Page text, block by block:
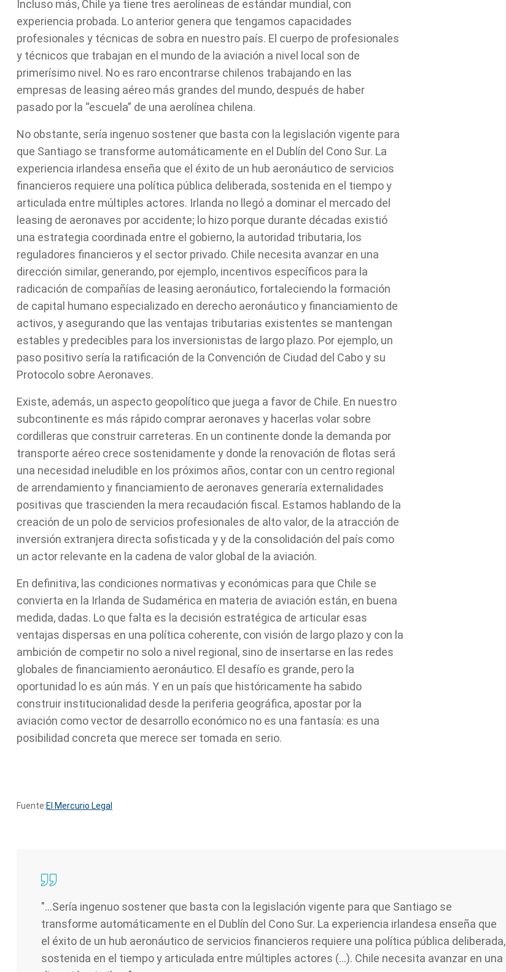
Tell us, how
Incluso más, Chile ya tiene tres aerolíneas de estándar mundial, con
experiencia probada. Lo anterior genera que tengamos capacidades
profesionales y técnicas de sobra en nuestro país. El cuerpo de profesionales
y técnicos que trabajan en el mundo de la aviación a nivel local son de
primerísimo nivel. No es raro encontrarse chilenos trabajando en las
empresas de leasing aéreo más grandes del mundo, después de haber
pasado por la “escuela” de una aerolínea chilena.
No obstante, sería ingenuo sostener que basta con la legislación vigente para
que Santiago se transforme automáticamente en el Dublín del Cono Sur. La
experiencia irlandesa enseña que el éxito de un hub aeronáutico de servicios
financieros requiere una política pública deliberada, sostenida en el tiempo y
articulada entre múltiples actores. Irlanda no llegó a dominar el mercado del
leasing de aeronaves por accidente; lo hizo porque durante décadas existió
una estrategia coordinada entre el gobierno, la autoridad tributaria, los
reguladores financieros y el sector privado. Chile necesita avanzar en una
dirección similar, generando, por ejemplo, incentivos específicos para la
radicación de compañías de leasing aeronáutico, fortaleciendo la formación
de capital humano especializado en derecho aeronáutico y financiamiento de
activos, y asegurando que las ventajas tributarias existentes se mantengan
estables y predecibles para los inversionistas de largo plazo. Por ejemplo, un
paso positivo sería la ratificación de la Convención de Ciudad del Cabo y su
Protocolo sobre Aeronaves.
Existe, además, un aspecto geopolítico que juega a favor de Chile. En nuestro
subcontinente es más rápido comprar aeronaves y hacerlas volar sobre
cordilleras que construir carreteras. En un continente donde la demanda por
transporte aéreo crece sostenidamente y donde la renovación de flotas será
una necesidad ineludible en los próximos años, contar con un centro regional
de arrendamiento y financiamiento de aeronaves generaría externalidades
positivas que trascienden la mera recaudación fiscal. Estamos hablando de la
creación de un polo de servicios profesionales de alto valor, de la atracción de
inversión extranjera directa sofisticada y y de la consolidación del país como
un actor relevante en la cadena de valor global de la aviación.
En definitiva, las condiciones normativas y económicas para que Chile se
convierta en la Irlanda de Sudamérica en materia de aviación están, en buena
medida, dadas. Lo que falta es la decisión estratégica de articular esas
ventajas dispersas en una política coherente, con visión de largo plazo y con la
ambición de competir no solo a nivel regional, sino de insertarse en las redes
globales de financiamiento aeronáutico. El desafío es grande, pero la
oportunidad lo es aún más. Y en un país que históricamente ha sabido
construir institucionalidad desde la periferia geográfica, apostar por la
aviación como vector de desarrollo económico no es una fantasía: es una
posibilidad concreta que merece ser tomada en serio.
Fuente:El Mercurio Legal
"...Sería ingenuo sostener que basta con la legislación vigente para que Santiago se
transforme automáticamente en el Dublín del Cono Sur. La experiencia irlandesa enseña que
el éxito de un hub aeronáutico de servicios financieros requiere una política pública deliberada,
sostenida en el tiempo y articulada entre múltiples actores (...). Chile necesita avanzar en una